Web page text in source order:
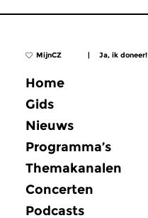
MijnCZ | Ja, ik doneer!
Home
Gids
Nieuws
Programma’s
Themakanalen
Concerten
Podcasts